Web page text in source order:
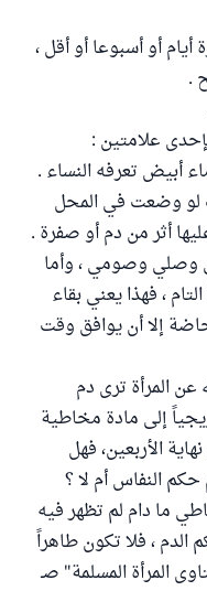
أو أسبوعا أو أقل ،
.
علامتين :
أبيض تعرفه النساء .
لو وضعت في المحل
أثر من دم أو صفرة .
وصلي وصومي ، وأما
، فهذا يعني بقاء
إلا أن يوافق وقت
المرأة ترى دم
إلى مادة مخاطية
الأربعين، فهل
النفاس أم لا ؟
ما دام لم تظهر فيه
الدم ، فلا تكون طاهراً
المرأة المسلمة" صـ